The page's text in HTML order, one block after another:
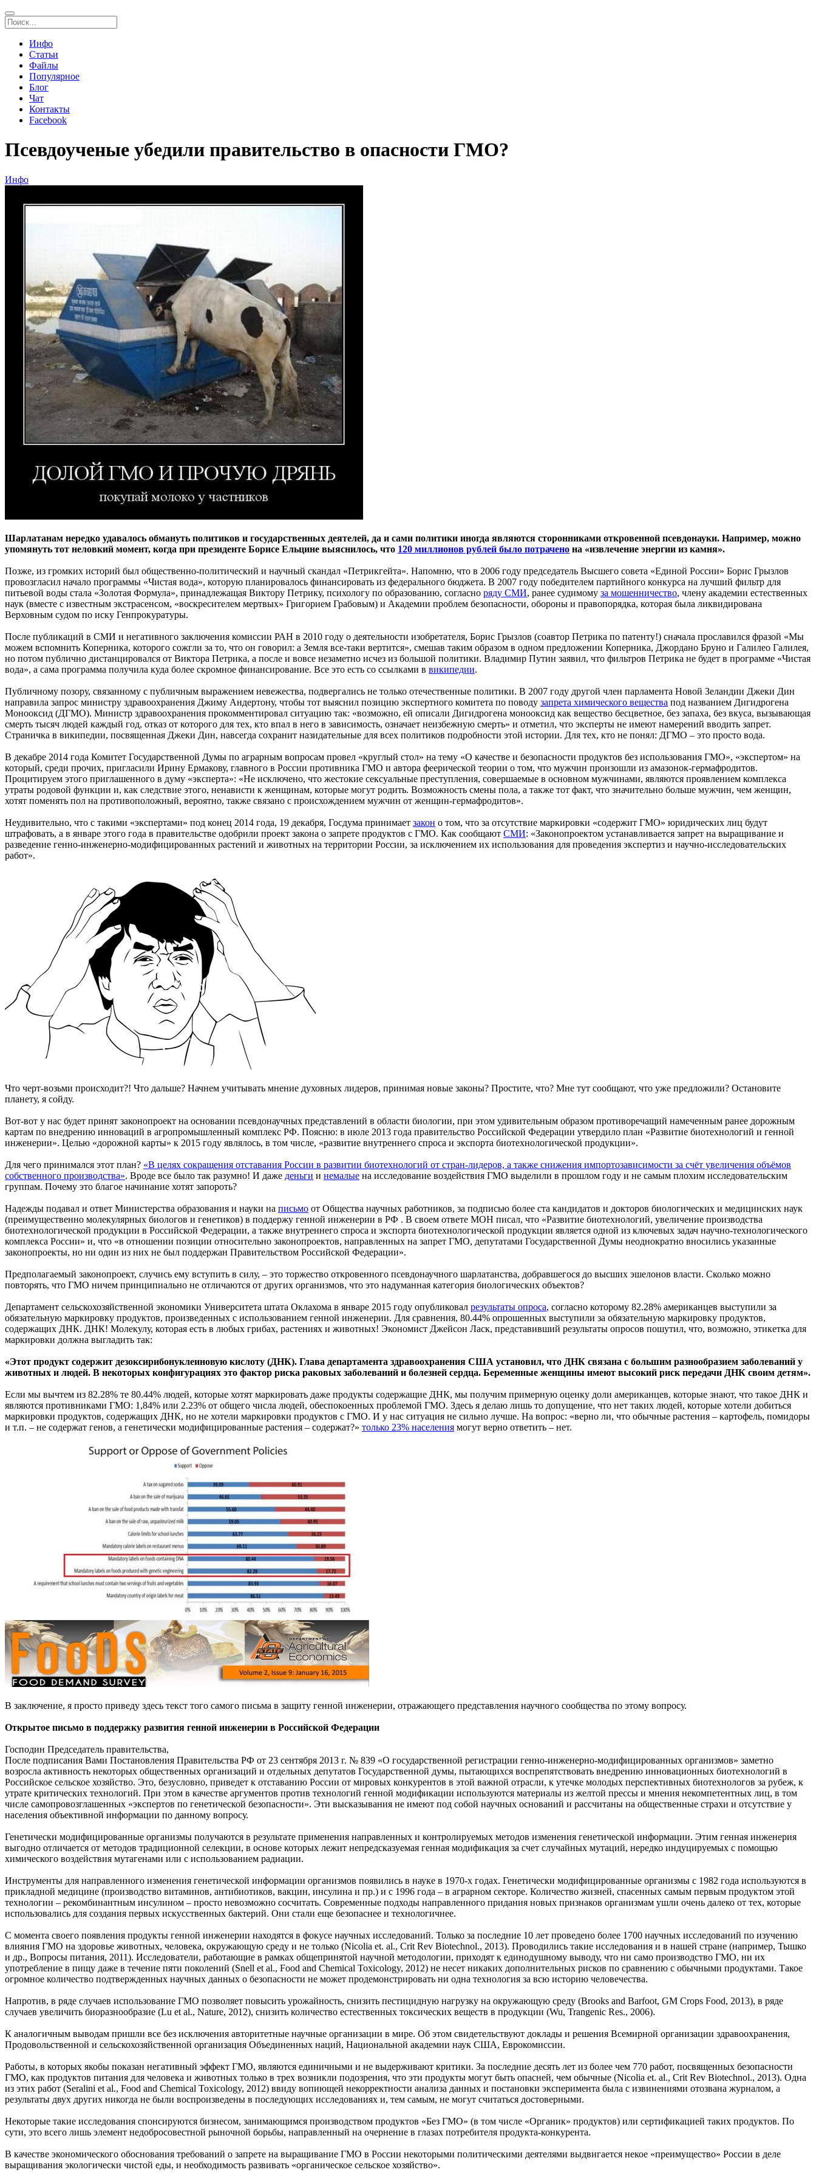
Инфо
Статьи
Файлы
Популярное
Блог
Чат
Контакты
Facebook
Псевдоученые убедили правительство в опасности ГМО?
Инфо
Шарлатанам нередко удавалось обмануть политиков и государственных деятелей, да и сами политики иногда являются сторонниками откровенной псевдонауки. Например, можно
упомянуть тот неловкий момент, когда при президенте Борисе Ельцине выяснилось, что 120 миллионов рублей было потрачено на «извлечение энергии из камня».
Позже, из громких историй был общественно-политический и научный скандал «Петрикгейта». Напомню, что в 2006 году председатель Высшего совета «Единой России» Борис Грызлов
провозгласил начало программы «Чистая вода», которую планировалось финансировать из федерального бюджета. В 2007 году победителем партийного конкурса на лучший фильтр для
питьевой воды стала «Золотая Формула», принадлежащая Виктору Петрику, психологу по образованию, согласно ряду СМИ, ранее судимому за мошенничество, члену академии естественных
наук (вместе с известным экстрасенсом, «воскресителем мертвых» Григорием Грабовым) и Академии проблем безопасности, обороны и правопорядка, которая была ликвидирована
Верховным судом по иску Генпрокуратуры.
После публикаций в СМИ и негативного заключения комиссии РАН в 2010 году о деятельности изобретателя, Борис Грызлов (соавтор Петрика по патенту!) сначала прославился фразой «Мы
можем вспомнить Коперника, которого сожгли за то, что он говорил: а Земля все-таки вертится», смешав таким образом в одном предложении Коперника, Джордано Бруно и Галилео Галилея,
но потом публично дистанцировался от Виктора Петрика, а после и вовсе незаметно исчез из большой политики. Владимир Путин заявил, что фильтров Петрика не будет в программе «Чистая
вода», а сама программа получила куда более скромное финансирование. Все это есть со ссылками в википедии.
Публичному позору, связанному с публичным выражением невежества, подвергались не только отечественные политики. В 2007 году другой член парламента Новой Зеландии Джеки Дин
направила запрос министру здравоохранения Джиму Андертону, чтобы тот выяснил позицию экспертного комитета по поводу запрета химического вещества под названием Дигидрогена
Монооксид (ДГМО). Министр здравоохранения прокомментировал ситуацию так: «возможно, ей описали Дигидрогена монооксид как вещество бесцветное, без запаха, без вкуса, вызывающая
смерть тысяч людей каждый год, отказ от которого для тех, кто впал в него в зависимость, означает неизбежную смерть» и отметил, что эксперты не имеют намерений вводить запрет.
Страничка в википедии, посвященная Джеки Дин, навсегда сохранит назидательные для всех политиков подробности этой истории. Для тех, кто не понял: ДГМО – это просто вода.
В декабре 2014 года Комитет Государственной Думы по аграрным вопросам провел «круглый стол» на тему «О качестве и безопасности продуктов без использования ГМО», «экспертом» на
который, среди прочих, пригласили Ирину Ермакову, главного в России противника ГМО и автора феерической теории о том, что мужчин произошли из амазонок-гермафродитов.
Процитируем этого приглашенного в думу «эксперта»: «Не исключено, что жестокие сексуальные преступления, совершаемые в основном мужчинами, являются проявлением комплекса
утраты родовой функции и, как следствие этого, ненависти к женщинам, которые могут родить. Возможность смены пола, а также тот факт, что значительно больше мужчин, чем женщин,
хотят поменять пол на противоположный, вероятно, также связано с происхождением мужчин от женщин-гермафродитов».
Неудивительно, что с такими «экспертами» под конец 2014 года, 19 декабря, Госдума принимает закон о том, что за отсутствие маркировки «содержит ГМО» юридических лиц будут
штрафовать, а в январе этого года в правительстве одобрили проект закона о запрете продуктов с ГМО. Как сообщают СМИ: «Законопроектом устанавливается запрет на выращивание и
разведение генно-инженерно-модифицированных растений и животных на территории России, за исключением их использования для проведения экспертиз и научно-исследовательских
работ».
Что черт-возьми происходит?! Что дальше? Начнем учитывать мнение духовных лидеров, принимая новые законы? Простите, что? Мне тут сообщают, что уже предложили? Остановите
планету, я сойду.
Вот-вот у нас будет принят законопроект на основании псевдонаучных представлений в области биологии, при этом удивительным образом противоречащий намеченным ранее дорожным
картам по внедрению инноваций в агропромышленный комплекс РФ. Поясню: в июле 2013 года правительство Российской Федерации утвердило план «Развитие биотехнологий и генной
инженерии». Целью «дорожной карты» к 2015 году являлось, в том числе, «развитие внутреннего спроса и экспорта биотехнологической продукции».
Для чего принимался этот план? «В целях сокращения отставания России в развитии биотехнологий от стран-лидеров, а также снижения импортозависимости за счёт увеличения объёмов
собственного производства». Вроде все было так разумно! И даже деньги и немалые на исследование воздействия ГМО выделили в прошлом году и не самым плохим исследовательским
группам. Почему это благое начинание хотят запороть?
Надежды подавал и ответ Министерства образования и науки на письмо от Общества научных работников, за подписью более ста кандидатов и докторов биологических и медицинских наук
(преимущественно молекулярных биологов и генетиков) в поддержу генной инженерии в РФ . В своем ответе МОН писал, что «Развитие биотехнологий, увеличение производства
биотехнологической продукции в Российской Федерации, а также внутреннего спроса и экспорта биотехнологической продукции является одной из ключевых задач научно-технологического
комплекса России» и, что «в отношении позиции относительно законопроектов, направленных на запрет ГМО, депутатами Государственной Думы неоднократно вносились указанные
законопроекты, но ни один из них не был поддержан Правительством Российской Федерации».
Предполагаемый законопроект, случись ему вступить в силу, – это торжество откровенного псевдонаучного шарлатанства, добравшегося до высших эшелонов власти. Сколько можно
повторять, что ГМО ничем принципиально не отличаются от других организмов, что это надуманная категория биологических объектов?
Департамент сельскохозяйственной экономики Университета штата Оклахома в январе 2015 году опубликовал результаты опроса, согласно которому 82.28% американцев выступили за
обязательную маркировку продуктов, произведенных с использованием генной инженерии. Для сравнения, 80.44% опрошенных выступили за обязательную маркировку продуктов,
содержащих ДНК. ДНК! Молекулу, которая есть в любых грибах, растениях и животных! Экономист Джейсон Ласк, представивший результаты опросов пошутил, что, возможно, этикетка для
маркировки должна выгладить так:
«Этот продукт содержит дезоксирибонуклеиновую кислоту (ДНК). Глава департамента здравоохранения США установил, что ДНК связана с большим разнообразием заболеваний у
животных и людей. В некоторых конфигурациях это фактор риска раковых заболеваний и болезней сердца. Беременные женщины имеют высокий риск передачи ДНК своим детям».
Если мы вычтем из 82.28% те 80.44% людей, которые хотят маркировать даже продукты содержащие ДНК, мы получим примерную оценку доли американцев, которые знают, что такое ДНК и
являются противниками ГМО: 1,84% или 2.23% от общего числа людей, обеспокоенных проблемой ГМО. Здесь я делаю лишь то допущение, что нет таких людей, которые хотели добиться
маркировки продуктов, содержащих ДНК, но не хотели маркировки продуктов с ГМО. И у нас ситуация не сильно лучше. На вопрос: «верно ли, что обычные растения – картофель, помидоры
и т.п. – не содержат генов, а генетически модифицированные растения – содержат?» только 23% населения могут верно ответить – нет.
В заключение, я просто приведу здесь текст того самого письма в защиту генной инженерии, отражающего представления научного сообщества по этому вопросу.
Открытое письмо в поддержку развития генной инженерии в Российской Федерации
Господин Председатель правительства,
После подписания Вами Постановления Правительства РФ от 23 сентября 2013 г. № 839 «О государственной регистрации генно-инженерно-модифицированных организмов» заметно
возросла активность некоторых общественных организаций и отдельных депутатов Государственной думы, пытающихся воспрепятствовать внедрению инновационных биотехнологий в
Российское сельское хозяйство. Это, безусловно, приведет к отставанию России от мировых конкурентов в этой важной отрасли, к утечке молодых перспективных биотехнологов за рубеж, к
утрате критических технологий. При этом в качестве аргументов против технологий генной модификации используются материалы из желтой прессы и мнения некомпетентных лиц, в том
числе самопровозглашенных «экспертов по генетической безопасности». Эти высказывания не имеют под собой научных оснований и рассчитаны на общественные страхи и отсутствие у
населения объективной информации по данному вопросу.
Генетически модифицированные организмы получаются в результате применения направленных и контролируемых методов изменения генетической информации. Этим генная инженерия
выгодно отличается от методов традиционной селекции, в основе которых лежит непредсказуемая генная модификация за счет случайных мутаций, нередко индуцируемых с помощью
химического воздействия мутагенами или с использованием радиации.
Инструменты для направленного изменения генетической информации организмов появились в науке в 1970-х годах. Генетически модифицированные организмы с 1982 года используются в
прикладной медицине (производство витаминов, антибиотиков, вакцин, инсулина и пр.) и с 1996 года – в аграрном секторе. Количество жизней, спасенных самым первым продуктом этой
технологии – рекомбинантным инсулином – просто невозможно сосчитать. Современные подходы направленного придания новых признаков организмам ушли очень далеко от тех, которые
использовались для создания первых искусственных бактерий. Они стали еще безопаснее и технологичнее.
С момента своего появления продукты генной инженерии находятся в фокусе научных исследований. Только за последние 10 лет проведено более 1700 научных исследований по изучению
влияния ГМО на здоровье животных, человека, окружающую среду и не только (Nicolia et. al., Crit Rev Biotechnol., 2013). Проводились такие исследования и в нашей стране (например, Тышко
и др., Вопросы питания, 2011). Исследователи, работающие в рамках общепринятой научной методологии, приходят к единодушному выводу, что ни само производство ГМО, ни их
употребление в пищу даже в течение пяти поколений (Snell et al., Food and Chemical Toxicology, 2012) не несет никаких дополнительных рисков по сравнению с обычными продуктами. Такое
огромное количество подтвержденных научных данных о безопасности не может продемонстрировать ни одна технология за всю историю человечества.
Напротив, в ряде случаев использование ГМО позволяет повысить урожайность, снизить пестицидную нагрузку на окружающую среду (Brooks and Barfoot, GM Crops Food, 2013), в ряде
случаев увеличить биоразнообразие (Lu et al., Nature, 2012), снизить количество естественных токсических веществ в продукции (Wu, Trangenic Res., 2006).
К аналогичным выводам пришли все без исключения авторитетные научные организации в мире. Об этом свидетельствуют доклады и решения Всемирной организации здравоохранения,
Продовольственной и сельскохозяйственной организация Объединенных наций, Национальной академии наук США, Еврокомиссии.
Работы, в которых якобы показан негативный эффект ГМО, являются единичными и не выдерживают критики. За последние десять лет из более чем 770 работ, посвященных безопасности
ГМО, как продуктов питания для человека и животных только в трех возникли подозрения, что эти продукты могут быть опасней, чем обычные (Nicolia et. al., Crit Rev Biotechnol., 2013). Одна
из этих работ (Seralini et al., Food and Chemical Toxicology, 2012) ввиду вопиющей некорректности анализа данных и постановки эксперимента была с извинениями отозвана журналом, а
результаты двух других никогда не были воспроизведены в последующих исследованиях и, тем самым, не могут считаться достоверными.
Некоторые такие исследования спонсируются бизнесом, занимающимся производством продуктов «Без ГМО» (в том числе «Органик» продуктов) или сертификацией таких продуктов. По
сути, это всего лишь элемент недобросовестной рыночной борьбы, направленный на очернение в глазах потребителя продукта-конкурента.
В качестве экономического обоснования требований о запрете на выращивание ГМО в России некоторыми политическими деятелями выдвигается некое «преимущество» России в деле
выращивания экологически чистой еды, и необходимость развивать «органическое сельское хозяйство».